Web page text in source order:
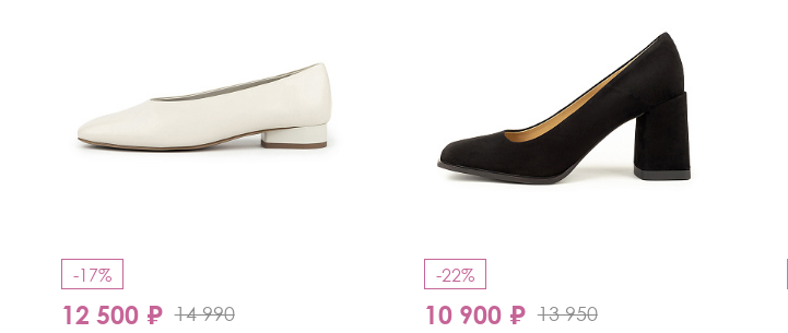
-17%
12 500 ₽ 14 990
-22%
10 900 ₽ 13 950